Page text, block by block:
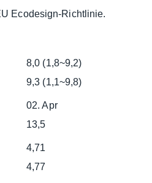
Ecodesign-Richtlinie.
8,0 (1,8~9,2)
9,3 (1,1~9,8)
02. Apr
13,5
4,71
4,77